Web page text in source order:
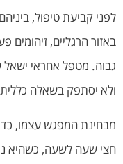
לפני קביעת טיפול,
באזור הרגליים, זיהומים
גבוה. מטפל אחראי
ולא יסתפק בשאלה
מבחינת המפגש עצמו,
חצי שעה לשעה, כשהיא